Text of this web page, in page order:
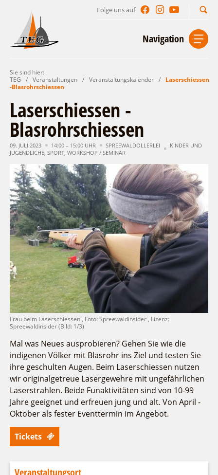
Folge uns auf
Navigation
Start Kontakt
Urlaub im Leichhardt Land
Reisegebiet
Lieblingsorte
Freizeit und Erholung
Auf & im Wasser
Per Rad
Zu Fuß
Aktiverlebnisse
Einkaufen
Sehenswertes
Naturlehrpfad Ludwig Leichhardt
Buchbare Angebote
Individuell
Gruppen
Touristinformationen
Fremdenverkehrsvereine
Ludwig Leichhardt
Kahnfahrten
Fahrgastschiff
Unterkünfte finden
Gastgeberverzeichnis
Gastronomie
Camping
Ferienhaus- und Campingpark „Ludwig
Leichhardt“
Spreewälder Seecamping
Campingplatz am Mochowsee
Campingplatz Jessern
Veranstaltungen
Veranstaltungskalender
Veranstaltungshöhepunkte
Wirtschaftsförderung
Regionalentwicklung
SPOT
Bürgerbus
Naturwelt Lieberoser Heide
Q-Gemeinde Schwielochsee
Staatlich anerkannter Erholungsort Goyatz
Mein Brandenburg – Infostelen
Unternehmensbetreuung
ILB
WFG
Service
Über uns
Team
Aktuelles
Infomaterial
Sie sind hier:
TEG
/ Veranstaltungen / Veranstaltungskalender /
Laserschiessen
-Blasrohrschiessen
Laserschiessen -
Blasrohrschiessen
09. JULI 2023 14:00 – 15:00 UHR SPREEWALDOLLERLEI
KINDER UND
JUGENDLICHE, SPORT, WORKSHOP / SEMINAR
Frau beim Laserschiessen , Foto: Spreewaldinsider , Lizenz:
Spreewaldinsider (Bild: 1/3)
Mal was Neues ausprobieren? Gehen Sie wie die
indigenen Völker mit Blasrohr ins Ziel und testen Sie
ihre geschulten Augen. Beim Laserschiessen nutzen
wir originalgetreue Lasergewehre mit ungefährlichen
Laserstrahlen. Beide Funaktivitäten sind von 10-99
Jahre geeignet und erfreuen jung und alt. Von April -
Oktober als fester Eventtermin im Angebot.
Tickets
Veranstaltungsort